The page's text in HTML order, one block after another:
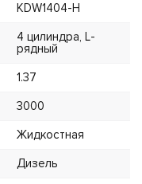
KDW1404-H
4 цилиндра, L-
рядный
1.37
3000
Жидкостная
Дизель